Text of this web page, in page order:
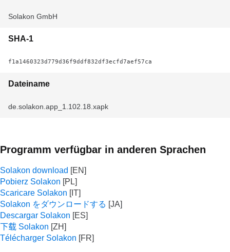
Solakon GmbH
SHA-1
f1a1460323d779d36f9ddf832df3ecfd7aef57ca
Dateiname
de.solakon.app_1.102.18.xapk
Programm verfügbar in anderen Sprachen
Solakon download
Pobierz Solakon
Scaricare Solakon
Solakon をダウンロードする
Descargar Solakon
下载 Solakon
Télécharger Solakon